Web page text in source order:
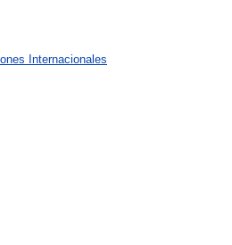
Internacionales